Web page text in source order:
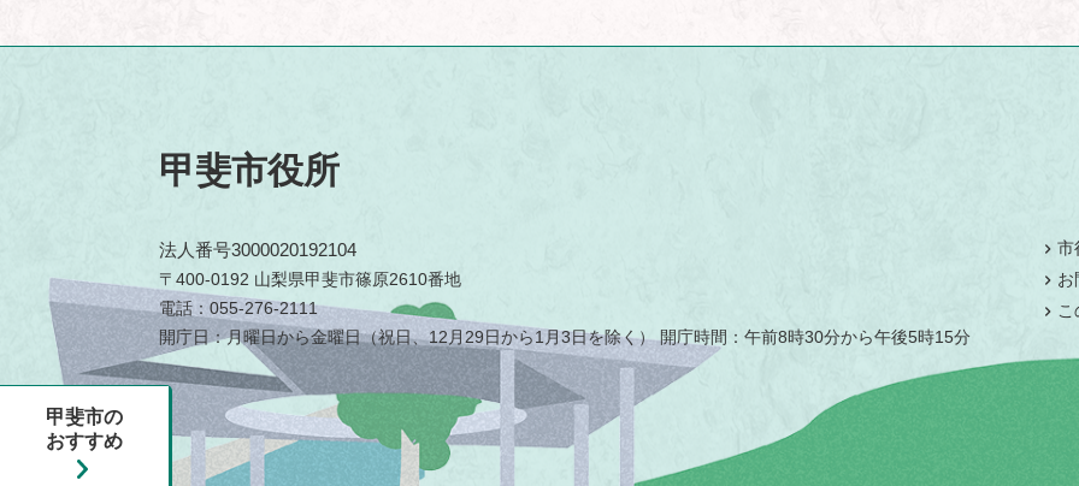
甲斐市役所
法人番号3000020192104
〒400-0192 山梨県甲斐市篠原2610番地
電話：055-276-2111
開庁日：月曜日から金曜日（祝日、12月29日から1月3日を除く） 開庁時間：午前8時30分から午後5時15分
市
お
甲斐市の
おすすめ